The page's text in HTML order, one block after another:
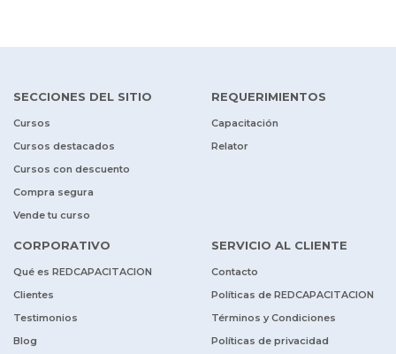
SECCIONES DEL SITIO
Cursos
Cursos destacados
Cursos con descuento
Compra segura
Vende tu curso
REQUERIMIENTOS
Capacitación
Relator
CORPORATIVO
Qué es REDCAPACITACION
Clientes
Testimonios
Blog
SERVICIO AL CLIENTE
Contacto
Políticas de REDCAPACITACION
Términos y Condiciones
Políticas de privacidad